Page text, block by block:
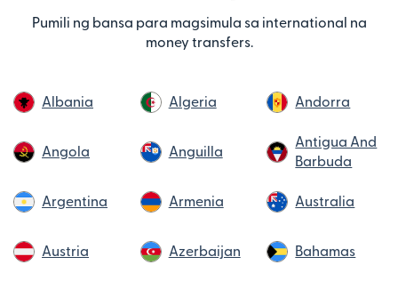
Pumili ng bansa para magsimula sa international na
money transfers.
Albania Algeria Andorra
Angola Anguilla
Antigua And
Barbuda
Argentina Armenia Australia
Austria Azerbaijan Bahamas